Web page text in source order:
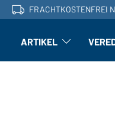
FRACHTKOSTENFREI
ARTIKEL Artikel: